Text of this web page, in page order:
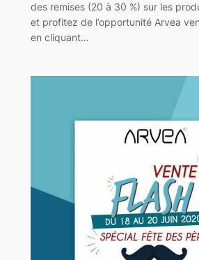
des remises (20 à 30 %) sur les
et profitez de l’opportunité Arvea
en cliquant…